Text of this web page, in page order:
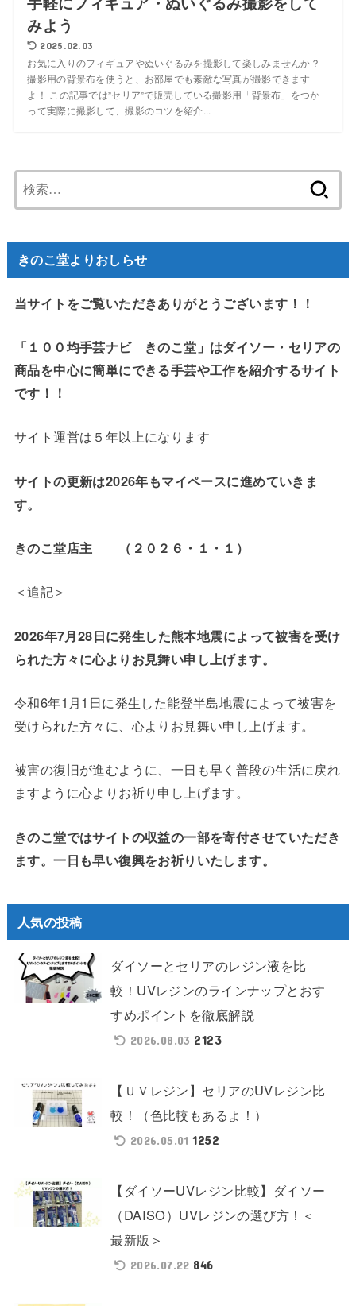
みよう
2025.02.03
お気に入りのフィギュアやぬいぐるみを撮影して楽しみませんか？
撮影用の背景布を使うと、お部屋でも素敵な写真が撮影できます
よ！ この記事では”セリア”で販売している撮影用「背景布」をつか
って実際に撮影して、撮影のコツを紹介...
索:
きのこ堂よりおしらせ
当サイトをご覧いただきありがとうございます！！
「１００均手芸ナビ きのこ堂」はダイソー・セリアの
商品を中心に簡単にできる手芸や工作を紹介するサイト
です！！
サイト運営は５年以上になります
サイトの更新は2026年もマイペースに進めていきま
す。
きのこ堂店主 （２０２６・１・１）
＜追記＞
2026年7月28日に発生した熊本地震によって被害を受け
られた方々に心よりお見舞い申し上げます。
令和6年1月1日に発生した能登半島地震によって被害を
受けられた方々に、心よりお見舞い申し上げます。
被害の復旧が進むように、一日も早く普段の生活に戻れ
ますように心よりお祈り申し上げます。
きのこ堂ではサイトの収益の一部を寄付させていただき
ます。一日も早い復興をお祈りいたします。
人気の投稿
ダイソーとセリアのレジン液を比
較！UVレジンのラインナップとおす
すめポイントを徹底解説
2026.08.03 2123
【ＵＶレジン】セリアのUVレジン比
較！（色比較もあるよ！）
2026.05.01 1252
【ダイソーUVレジン比較】ダイソー
（DAISO）UVレジンの選び方！＜
最新版＞
2026.07.22 846